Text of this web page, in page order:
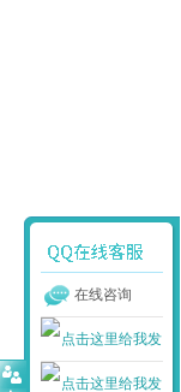
在线咨询